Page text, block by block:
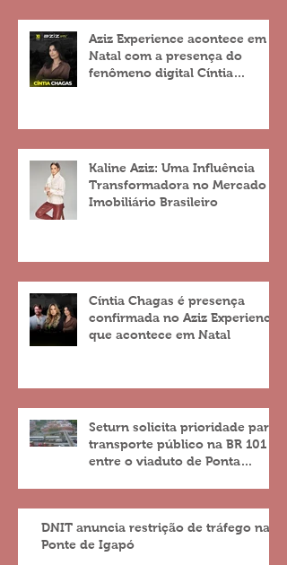
Aziz Experience acontece em
Natal com a presença do
fenômeno digital Cíntia
Kaline Aziz: Uma Influência
Transformadora no Mercado
Imobiliário Brasileiro
Cíntia Chagas é presença
confirmada no Aziz Experience
que acontece em Natal
Seturn solicita prioridade para
transporte público na BR 101
entre o viaduto de Ponta
DNIT anuncia restrição de tráfego na
Ponte de Igapó